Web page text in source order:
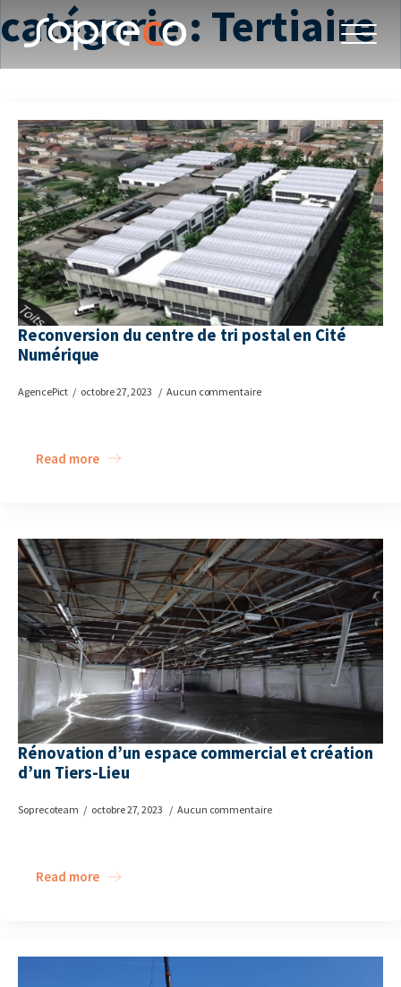
catégorie :Tertiaire
Reconversion du centre de tri postal en Cité
Numérique
AgencePict octobre 27, 2023 Aucun commentaire
Read more
Rénovation d’un espace commercial et création
d’un Tiers-Lieu
Soprecoteam octobre 27, 2023 Aucun commentaire
Read more